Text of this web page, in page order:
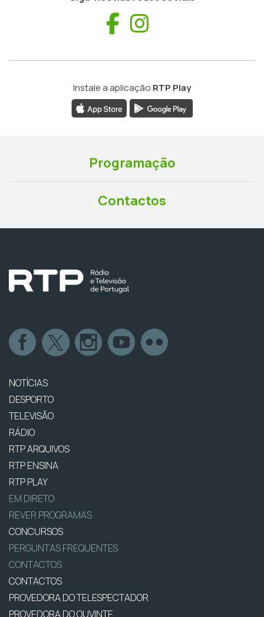
Facebook
Instale a aplicação RTP Play
Programação
Contactos
NOTÍCIAS
DESPORTO
TELEVISÃO
RÁDIO
RTP ARQUIVOS
RTP ENSINA
RTP PLAY
EM DIRETO
REVER PROGRAMAS
CONCURSOS
PERGUNTAS FREQUENTES
CONTACTOS
CONTACTOS
PROVEDORA DO TELESPECTADOR
PROVEDORA DO OUVINTE